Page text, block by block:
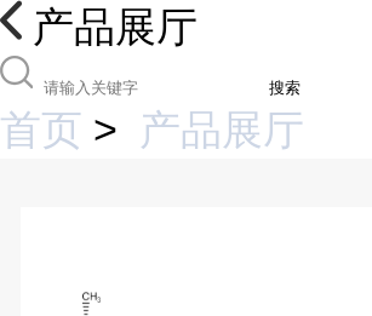
产品展厅
搜索
首页 > 产品展厅